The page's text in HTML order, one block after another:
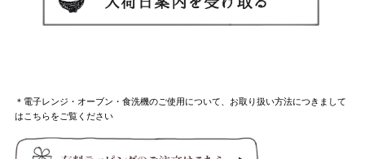
＊電子レンジ・オーブン・食洗機のご使用について、お取り扱い方法につきまして
はこちらをご覧ください